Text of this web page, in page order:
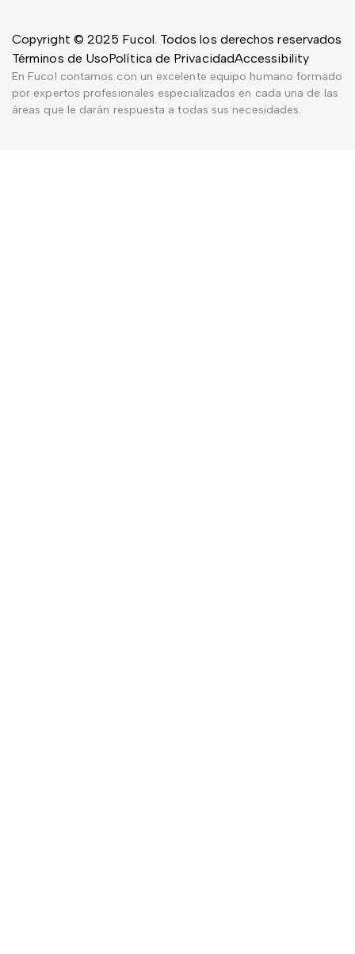
Copyright © 2025 Fucol. Todos los derechos reservados
Términos de UsoPolítica de PrivacidadAccessibility
En Fucol contamos con un excelente equipo humano formado
por expertos profesionales especializados en cada una de las
áreas que le darán respuesta a todas sus necesidades.